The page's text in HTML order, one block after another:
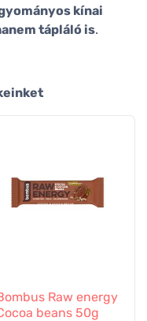
kínai
tápláló is.
Raw energy
beans 50g